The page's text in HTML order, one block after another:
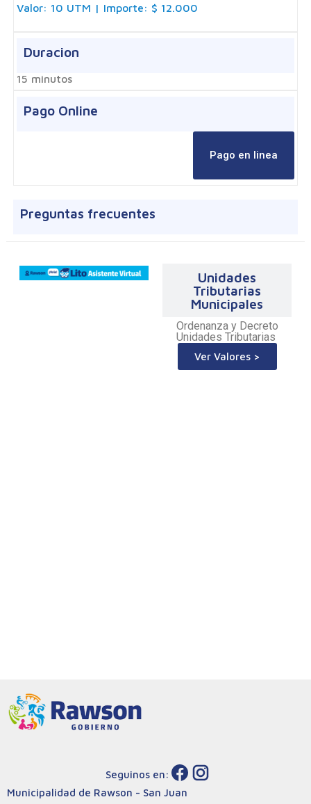
Valor: 10 UTM | Importe: $ 12.000
Duracion
15 minutos
Pago Online
Pago en linea
Preguntas frecuentes
Unidades
Tributarias
Municipales
Ordenanza y Decreto
Unidades Tributarias
Ver Valores >
Seguinos en:
Municipalidad de Rawson - San Juan